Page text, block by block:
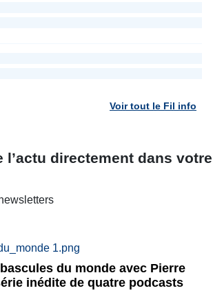
Voir tout le Fil info
l’actu directement dans votre
du monde avec Pierre
inédite de quatre podcasts